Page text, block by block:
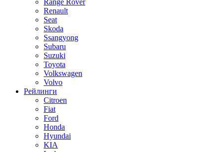
Range Rover
Renault
Seat
Skoda
Ssangyong
Subaru
Suzuki
Toyota
Volkswagen
Volvo
Рейлинги
Citroen
Fiat
Ford
Honda
Hyundai
KIA